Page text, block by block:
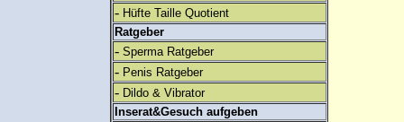
- Hüfte Taille Quotient
Ratgeber
- Sperma Ratgeber
- Penis Ratgeber
- Dildo & Vibrator
Inserat&Gesuch aufgeben